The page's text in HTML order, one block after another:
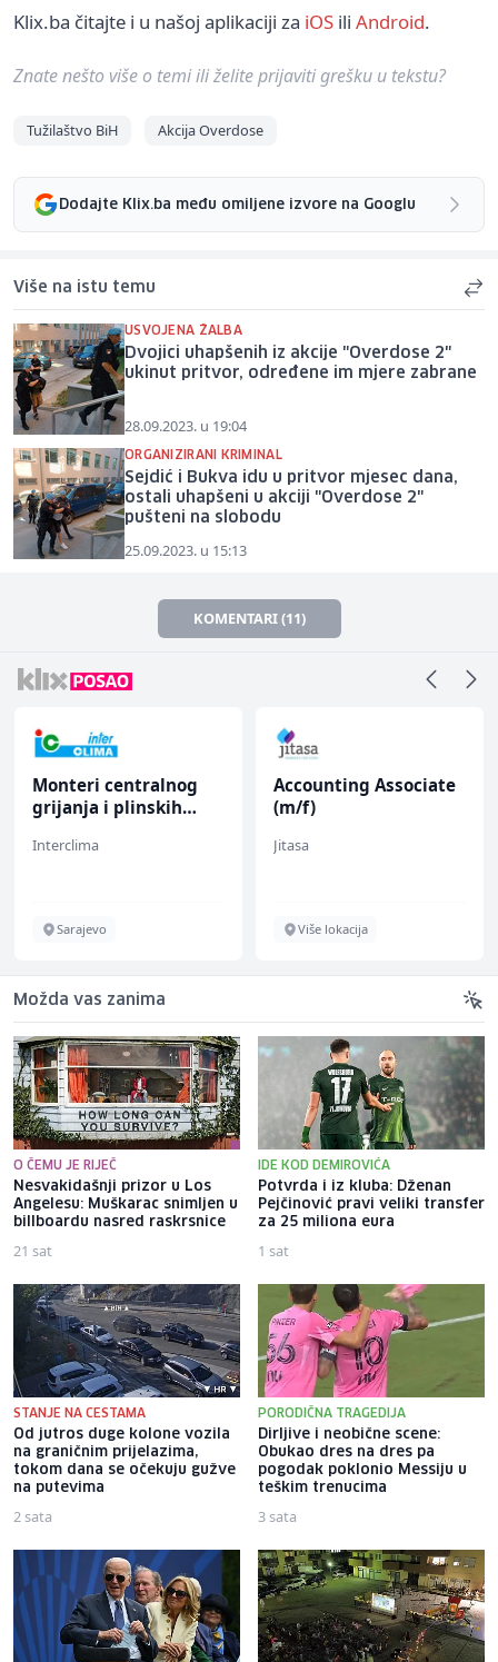
Klix.ba čitajte i u našoj aplikaciji za iOS ili Android.
Znate nešto više o temi ili želite prijaviti grešku u tekstu?
Tužilaštvo BiH Akcija Overdose
Dodajte Klix.ba među omiljene izvore na Googlu
Više na istu temu
USVOJENA ŽALBA
Dvojici uhapšenih iz akcije "Overdose 2"
ukinut pritvor, određene im mjere zabrane
28.09.2023. u 19:04
ORGANIZIRANI KRIMINAL
Sejdić i Bukva idu u pritvor mjesec dana,
ostali uhapšeni u akciji "Overdose 2"
pušteni na slobodu
25.09.2023. u 15:13
KOMENTARI (11)
Monteri centralnog
grijanja i plinskih
Interclima
Sarajevo
Accounting Associate
(m/f)
Jitasa
Više lokacija
Možda vas zanima
O ČEMU JE RIJEČ
Nesvakidašnji prizor u Los
Angelesu: Muškarac snimljen u
billboardu nasred raskrsnice
21 sat
IDE KOD DEMIROVIĆA
Potvrda i iz kluba: Dženan
Pejčinović pravi veliki transfer
za 25 miliona eura
1 sat
STANJE NA CESTAMA
Od jutros duge kolone vozila
na graničnim prijelazima,
tokom dana se očekuju gužve
na putevima
2 sata
PORODIČNA TRAGEDIJA
Dirljive i neobične scene:
Obukao dres na dres pa
pogodak poklonio Messiju u
teškim trenucima
3 sata